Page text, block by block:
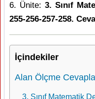
6. Ünite: 3. Sınıf
255-256-257-258.
İçindekiler
Alan Ölçme
3. Sınıf Matematik